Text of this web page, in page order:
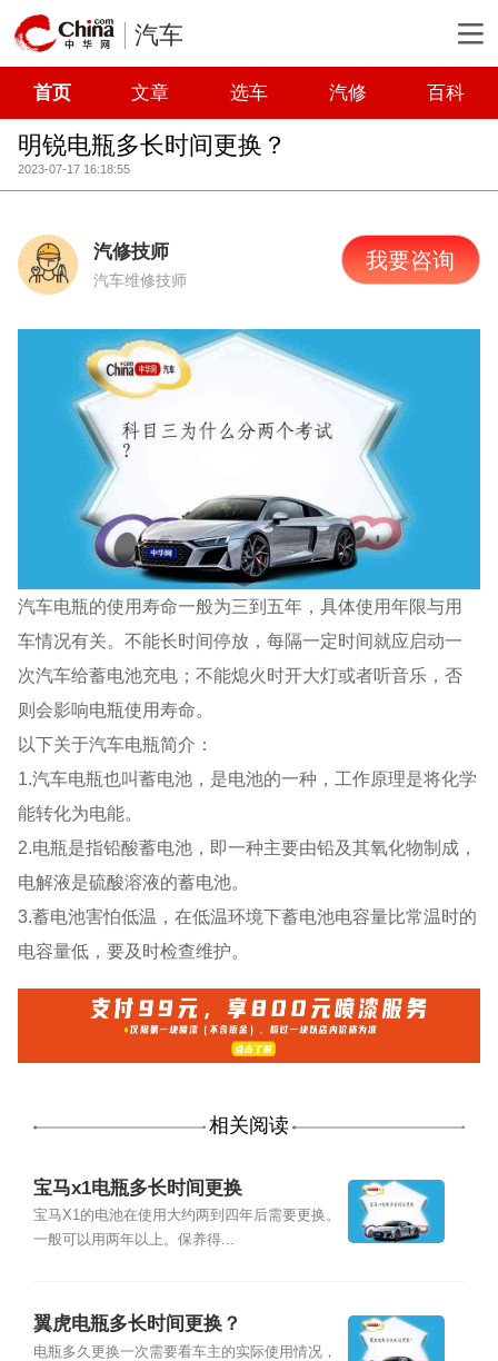
汽车
首页 文章 选车 汽修 百科
明锐电瓶多长时间更换？
2023-07-17 16:18:55
汽修技师
汽车维修技师
我要咨询
汽车电瓶的使用寿命一般为三到五年，具体使用年限与用
车情况有关。不能长时间停放，每隔一定时间就应启动一
次汽车给蓄电池充电；不能熄火时开大灯或者听音乐，否
则会影响电瓶使用寿命。
以下关于汽车电瓶简介：
1.汽车电瓶也叫蓄电池，是电池的一种，工作原理是将化学
能转化为电能。
2.电瓶是指铅酸蓄电池，即一种主要由铅及其氧化物制成，
电解液是硫酸溶液的蓄电池。
3.蓄电池害怕低温，在低温环境下蓄电池电容量比常温时的
电容量低，要及时检查维护。
相关阅读
宝马x1电瓶多长时间更换
宝马X1的电池在使用大约两到四年后需要更换。
一般可以用两年以上。保养得...
翼虎电瓶多长时间更换？
电瓶多久更换一次需要看车主的实际使用情况，